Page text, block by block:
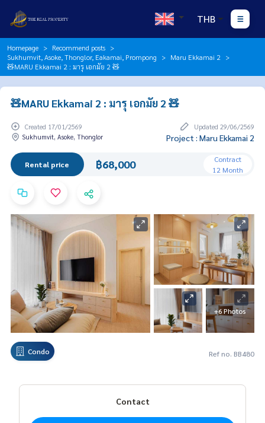
THB
Homepage
Recommend posts
Sukhumvit, Asoke, Thonglor, Eakamai, Prompong
Maru Ekkamai 2
🧸MARU Ekkamai 2 : มารุ เอกมัย 2 🧸
🧸MARU Ekkamai 2 : มารุ เอกมัย 2 🧸
Created 17/01/2569
Updated 29/06/2569
Sukhumvit, Asoke, Thonglor
Project : Maru Ekkamai 2
Rental price ฿68,000
Contract
12 Month
+6 Photos
Condo Ref no. BB480
Contact